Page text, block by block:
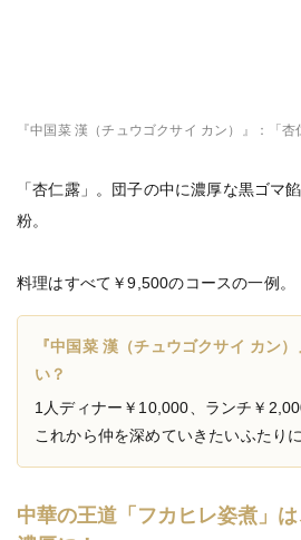
『中国菜 漢（チュウゴクサイ カン）』：「杏
「杏仁露」。団子の中に濃厚な黒ゴマ
粉。
料理はすべて￥9,500のコースの一例。
『中国菜 漢（チュウゴクサイ カン
い？
1人ディナー￥10,000、ランチ￥
これから仲を深めていきたいふたり
中華の王道「フカヒレ姿煮」